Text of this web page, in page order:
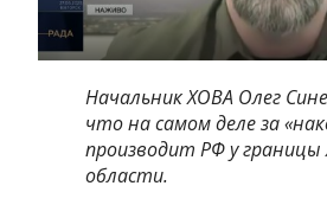
Начальник ХОВА Олег
что на самом деле за
производит РФ у границы
области.